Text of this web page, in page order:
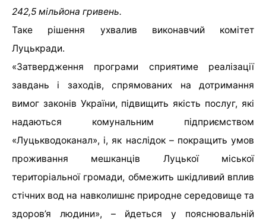
242,5 мільйона гривень.
Таке рішення ухвалив виконавчий комітет
Луцькради.
«Затвердження програми сприятиме реалізації
завдань і заходів, спрямованих на дотримання
вимог законів України, підвищить якість послуг, які
надаються комунальним підприємством
«Луцькводоканал», і, як наслідок – покращить умов
проживання мешканців Луцької міської
територіальної громади, обмежить шкідливий вплив
стічних вод на навколишнє природне середовище та
здоров’я людини», – йдеться у пояснювальній